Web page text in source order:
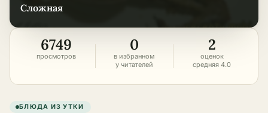
сложная
6749
просмотров
0
в избранном
у читателей
2
оценок
средняя 4.0
БЛЮДА ИЗ УТКИ